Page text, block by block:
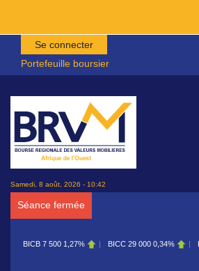
Aller au contenu principal
Se connecter
Portefeuille boursier
Samedi, 8 août, 2026 - 10:42
Séance fermée
1,27% BICC 29 000 0,34% BNBC 1 915